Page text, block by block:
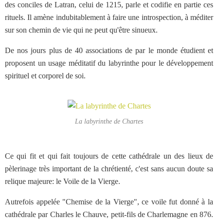
des conciles de Latran, celui de 1215, parle et codifie en partie ces
rituels. Il amène indubitablement à faire une introspection, à méditer
sur son chemin de vie qui ne peut qu'être sinueux.
De nos jours plus de 40 associations de par le monde étudient et
proposent un usage méditatif du labyrinthe pour le développement
spirituel et corporel de soi.
La labyrinthe de Chartes
Ce qui fit et qui fait toujours de cette cathédrale un des lieux de
pèlerinage très important de la chrétienté, c'est sans aucun doute sa
relique majeure: le Voile de la Vierge.
Autrefois appelée "Chemise de la Vierge", ce voile fut donné à la
cathédrale par Charles le Chauve, petit-fils de Charlemagne en 876.